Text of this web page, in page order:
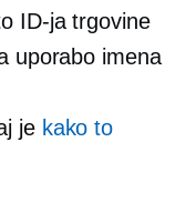
ID-ja trgovine
uporabo imena
je kako to